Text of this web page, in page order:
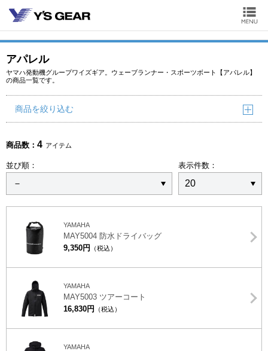
アパレル
ヤマハ発動機グループワイズギア。ウェーブランナー・スポーツボート【アパレル】
の商品一覧です。
商品を絞り込む
商品数： 4 アイテム
並び順： 表示件数：
YAMAHA
MAY5004 防水ドライバッグ
9,350円
（税込）
YAMAHA
MAY5003 ツアーコート
16,830円
（税込）
YAMAHA